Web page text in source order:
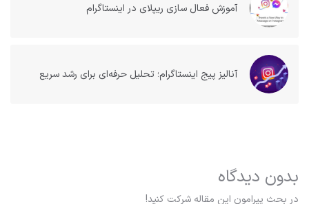
آموزش فعال سازی ریپلای در اینستاگرام
آنالیز پیج اینستاگرام؛ تحلیل حرفه‌ای برای رشد سریع
بدون دیدگاه
در بحث‌‌ پیرامون این مقاله شرکت کنید!